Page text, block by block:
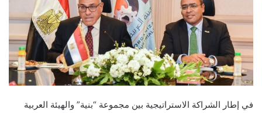
في إطار الشراكة الاستراتيجية بين مجموعة “بنية” والهيئة العربية